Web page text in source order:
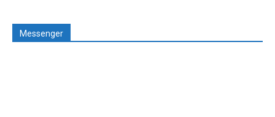
Messenger